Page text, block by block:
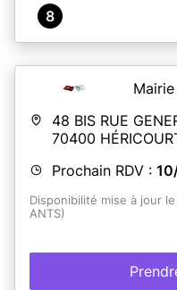
A propos de Mairie
Assurez-vous d’avoir
rendez-vous.
Au minimum il vous
pré-demande ou le
normes, un justificatif
utilisé Justif'Adresse
votre pré-demande).
Chaque demandeur
du dossier.
du dépôt du dossier en
8
Mairie
48 BIS RUE
70400
Prochain RDV :
Disponibilité mise à jour
ANTS)